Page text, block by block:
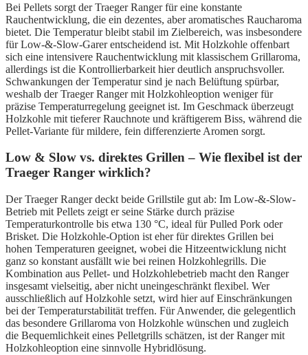
Bei Pellets sorgt der Traeger Ranger für eine konstante
Rauchentwicklung, die ein dezentes, aber aromatisches Raucharoma
bietet. Die Temperatur bleibt stabil im Zielbereich, was insbesondere
für Low-&-Slow-Garer entscheidend ist. Mit Holzkohle offenbart
sich eine intensivere Rauchentwicklung mit klassischem Grillaroma,
allerdings ist die Kontrollierbarkeit hier deutlich anspruchsvoller.
Schwankungen der Temperatur sind je nach Belüftung spürbar,
weshalb der Traeger Ranger mit Holzkohleoption weniger für
präzise Temperaturregelung geeignet ist. Im Geschmack überzeugt
Holzkohle mit tieferer Rauchnote und kräftigerem Biss, während die
Pellet-Variante für mildere, fein differenzierte Aromen sorgt.
Low & Slow vs. direktes Grillen – Wie flexibel ist der
Traeger Ranger wirklich?
Der Traeger Ranger deckt beide Grillstile gut ab: Im Low-&-Slow-
Betrieb mit Pellets zeigt er seine Stärke durch präzise
Temperaturkontrolle bis etwa 130 °C, ideal für Pulled Pork oder
Brisket. Die Holzkohle-Option ist eher für direktes Grillen bei
hohen Temperaturen geeignet, wobei die Hitzeentwicklung nicht
ganz so konstant ausfällt wie bei reinen Holzkohlegrills. Die
Kombination aus Pellet- und Holzkohlebetrieb macht den Ranger
insgesamt vielseitig, aber nicht uneingeschränkt flexibel. Wer
ausschließlich auf Holzkohle setzt, wird hier auf Einschränkungen
bei der Temperaturstabilität treffen. Für Anwender, die gelegentlich
das besondere Grillaroma von Holzkohle wünschen und zugleich
die Bequemlichkeit eines Pelletgrills schätzen, ist der Ranger mit
Holzkohleoption eine sinnvolle Hybridlösung.